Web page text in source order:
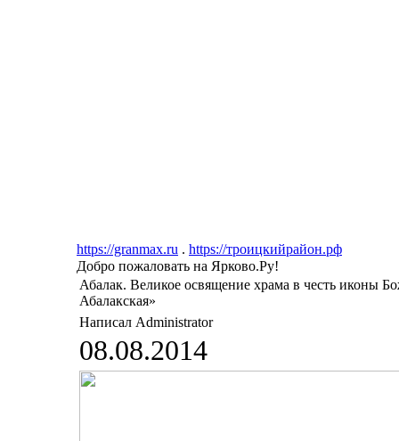
https://granmax.ru . https://троицкийрайон.рф
Добро пожаловать на Ярково.Ру!
Абалак. Великое освящение храма в честь иконы
Абалакская»
Написал Administrator
08.08.2014